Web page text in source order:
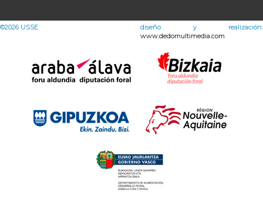
©2026 USSE
diseño y realización:
www.dedomultimedia.com